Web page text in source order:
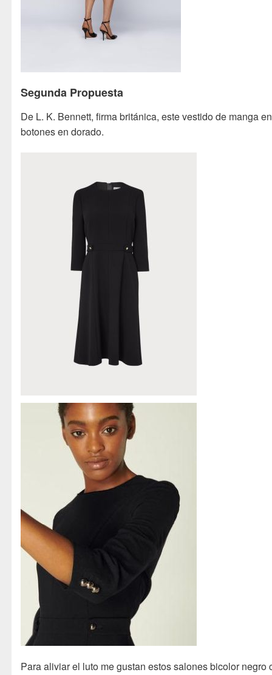
Segunda Propuesta
De L. K. Bennett, firma británica, este vestido de manga
botones en dorado.
Para aliviar el luto me gustan estos salones bicolor negro